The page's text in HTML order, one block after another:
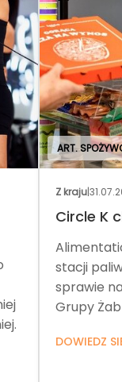
ART.
Z kraju|
Circle K
stacji
sprawie
Grupy
DOWIEDZ